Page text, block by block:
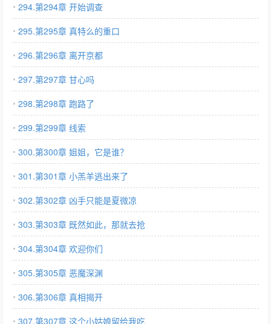
294.第294章 开始调查
295.第295章 真特么的重口
296.第296章 离开京都
297.第297章 甘心吗
298.第298章 跑路了
299.第299章 线索
300.第300章 姐姐，它是谁？
301.第301章 小羔羊逃出来了
302.第302章 凶手只能是夏微凉
303.第303章 既然如此，那就去抢
304.第304章 欢迎你们
305.第305章 恶魔深渊
306.第306章 真相揭开
307.第307章 这个小姑娘留给我吃